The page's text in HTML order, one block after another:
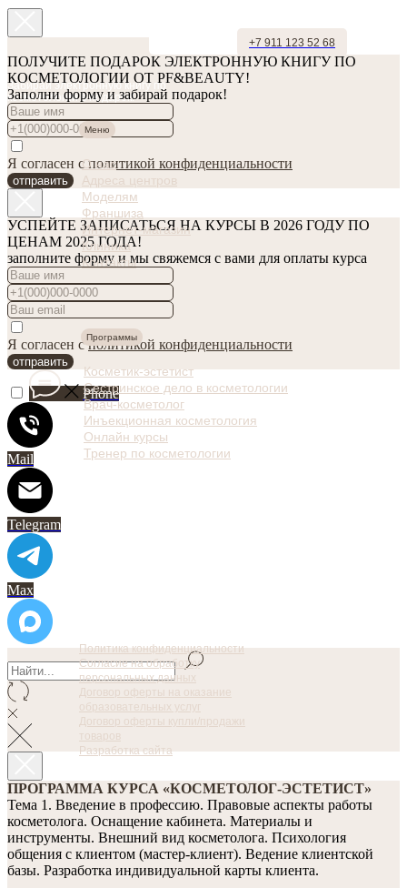
+7 911 123 52 68
Забирай электронную книгу по
косметологии в подарок!
ПОЛУЧИТЕ ПОДАРОК ЭЛЕКТРОННУЮ КНИГУ ПО
КОСМЕТОЛОГИИ ОТ PF&BEAUTY!
Заполни форму и забирай подарок!
Я согласен сполитикой конфиденциальности
отправить
УСПЕЙТЕ ЗАПИСАТЬСЯ НА КУРСЫ В 2026 ГОДУ ПО
ЦЕНАМ 2025 ГОДА!
заполните форму и мы свяжемся с вами для оплаты курса
Я согласен сполитикой конфиденциальности
отправить
Phone
Mail
Telegram
Max
ПРОГРАММА КУРСА «КОСМЕТОЛОГ-ЭСТЕТИСТ»
Тема 1. Введение в профессию. Правовые аспекты работы
косметолога. Оснащение кабинета. Материалы и
инструменты. Внешний вид косметолога. Психология
общения с клиентом (мастер-клиент). Ведение клиентской
базы. Разработка индивидуальной карты клиента.
Политика конфиденциальности
Согласие на обработку
персональных данных
Договор оферты на оказание
образовательных услуг
Договор оферты купли/продажи
товаров
Разработка сайта
Меню
О нас
Адреса центров
Моделям
Франшиза
Интернет-магазин
Клиника
Контакты
Программы
Косметик-эстетист
Сестринское дело в косметологии
Врач-косметолог
Инъекционная косметология
Онлайн курсы
Тренер по косметологии